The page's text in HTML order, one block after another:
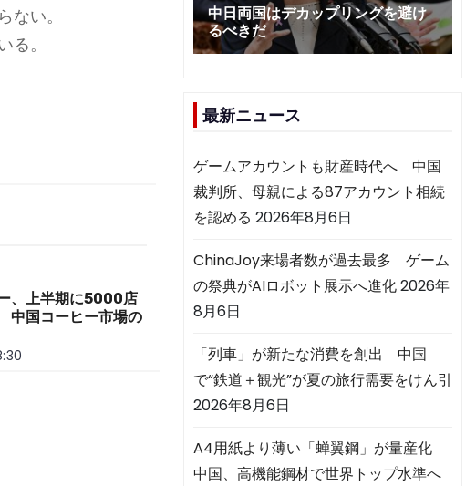
い。
。
、上半期に5000店
国コーヒー市場の
最新ニュース
ゲームアカウントも財産時代へ 中国
裁判所、母親による87アカウント相続
を認める 2026年8月6日
ChinaJoy来場者数が過去最多 ゲーム
の祭典がAIロボット展示へ進化2026年
8月6日
「列車」が新たな消費を創出 中国
で“鉄道＋観光”が夏の旅行需要をけん引
2026年8月6日
A4用紙より薄い「蝉翼鋼」が量産化
中国、高機能鋼材で世界トップ水準へ